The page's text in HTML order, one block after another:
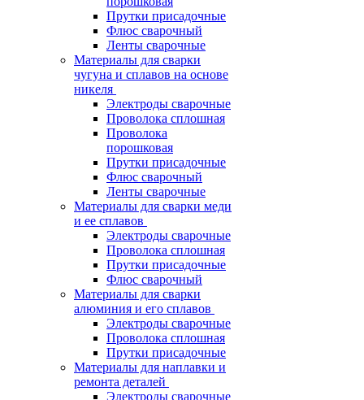
Прутки присадочные
Флюс сварочный
Ленты сварочные
Материалы для сварки
чугуна и сплавов на основе
никеля
Электроды сварочные
Проволока сплошная
Проволока
порошковая
Прутки присадочные
Флюс сварочный
Ленты сварочные
Материалы для сварки меди
и ее сплавов
Электроды сварочные
Проволока сплошная
Прутки присадочные
Флюс сварочный
Материалы для сварки
алюминия и его сплавов
Электроды сварочные
Проволока сплошная
Прутки присадочные
Материалы для наплавки и
ремонта деталей
Электроды сварочные